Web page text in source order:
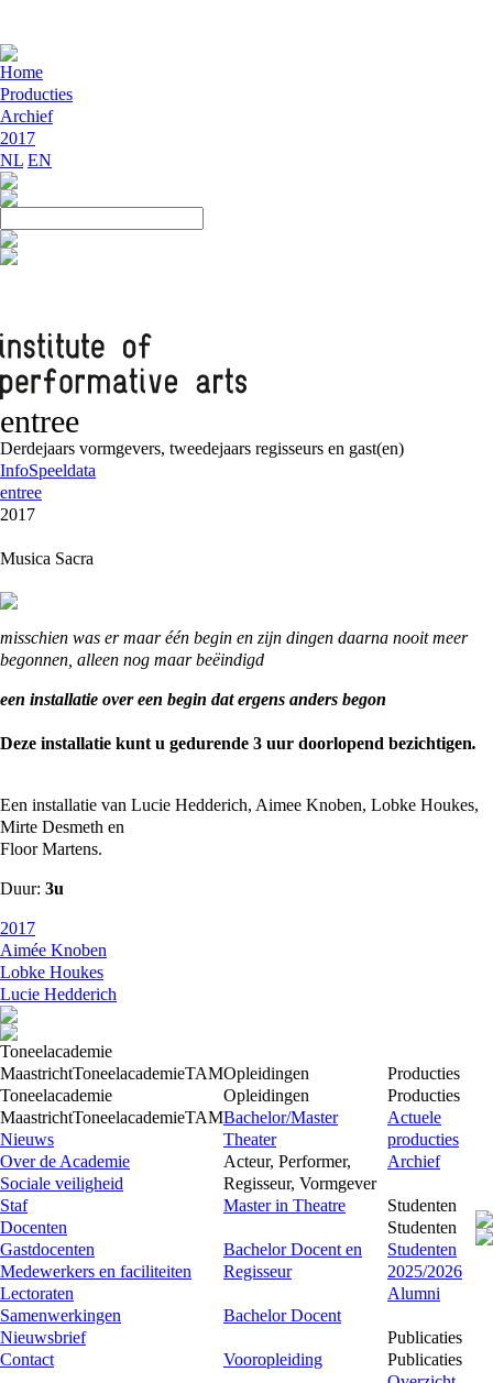
Home
Producties
Archief
2017
NL EN
entree
Derdejaars vormgevers, tweedejaars regisseurs en gast(en)
InfoSpeeldata
entree
2017
Musica Sacra
misschien was er maar één begin en zijn dingen daarna nooit meer
begonnen, alleen nog maar beëindigd
een installatie over een begin dat ergens anders begon
Deze installatie kunt u gedurende 3 uur doorlopend bezichtigen.
Een installatie van Lucie Hedderich, Aimee Knoben, Lobke Houkes,
Mirte Desmeth en
Floor Martens.
Duur: 3u
2017
Aimée Knoben
Lobke Houkes
Lucie Hedderich
Toneelacademie
MaastrichtToneelacademieTAM
Toneelacademie
MaastrichtToneelacademieTAM
Nieuws
Over de Academie
Sociale veiligheid
Staf
Docenten
Gastdocenten
Medewerkers en faciliteiten
Lectoraten
Samenwerkingen
Nieuwsbrief
Contact
Opleidingen
Opleidingen
Bachelor/Master
Theater
Acteur, Performer,
Regisseur, Vormgever
Master in Theatre
Bachelor Docent en
Regisseur
Bachelor Docent
Vooropleiding
Producties
Producties
Actuele
producties
Archief
Studenten
Studenten
Studenten
2025/2026
Alumni
Publicaties
Publicaties